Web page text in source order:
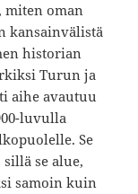
miten oman
kansainvälistä
historian
Turun ja
aihe avautuu
luvulla
Se
se alue,
samoin kuin